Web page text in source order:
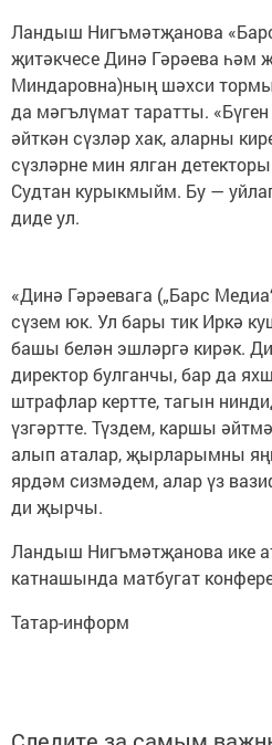
Ландыш Нигъмәтҗанова
җитәкчесе Динә Гәрәева һәм
Миндаровна)ның шәхси
да мәгълүмат таратты.
әйткән сүзләр хак, аларны
сүзләрне мин ялган
Судтан курыкмыйм. Бу —
диде ул.
«Динә Гәрәевага („Барс
сүзем юк. Ул бары тик Иркә
башы белән эшләргә кирәк.
директор булганчы, бар да
штрафлар кертте, тагын
үзгәртте. Түздем, каршы
алып аталар, җырларымны
ярдәм сизмәдем, алар үз
ди җырчы.
Ландыш Нигъмәтҗанова ике
катнашында матбугат
Татар-информ